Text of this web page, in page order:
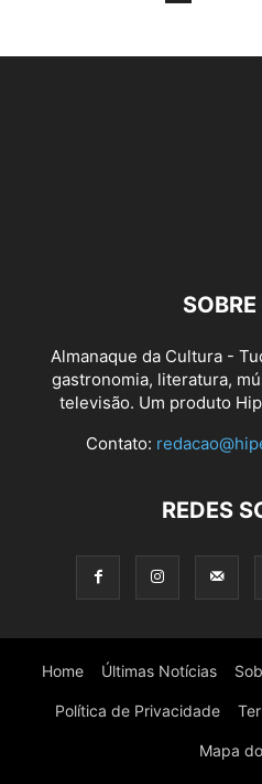
Almanaque da Cultura -
gastronomia, literatura,
televisão. Um produto
Contato:
REDES
Home Últimas Notícias
Política de Privacidade
Mapa